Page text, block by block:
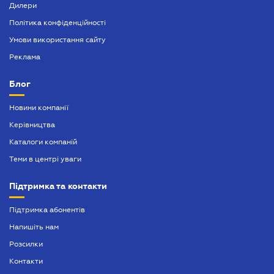
Нотаріально завірений переклад
Оформлення афідевіта
Оформлення довіреності
Посвідчення нотаріальних заяв
Дилери
Політика конфіденційності
Умови використання сайту
Реклама
Блог
Новини компанії
Керівництва
Каталоги компаній
Теми в центрі уваги
Підтримка та контакти
Підтримка абонентів
Напишіть нам
Розсилки
Контакти